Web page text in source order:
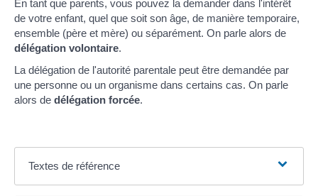
En tant que parents, vous pouvez la demander dans l'intérêt
de votre enfant, quel que soit son âge, de manière temporaire,
ensemble (père et mère) ou séparément. On parle alors de
délégation volontaire.
La délégation de l'autorité parentale peut être demandée par
une personne ou un organisme dans certains cas. On parle
alors de délégation forcée.
Textes de référence